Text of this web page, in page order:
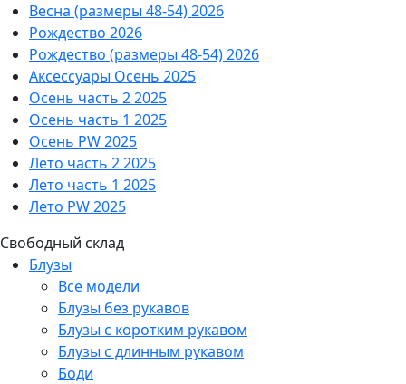
Весна (размеры 48-54) 2026
Рождество 2026
Рождество (размеры 48-54) 2026
Аксессуары Осень 2025
Осень часть 2 2025
Осень часть 1 2025
Осень PW 2025
Лето часть 2 2025
Лето часть 1 2025
Лето PW 2025
Свободный склад
Блузы
Все модели
Блузы без рукавов
Блузы с коротким рукавом
Блузы с длинным рукавом
Боди